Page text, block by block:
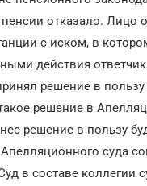
отказало. Лицо
с иском, в
действия
решение в
решение в
решение в пользу
суда
в составе коллегии